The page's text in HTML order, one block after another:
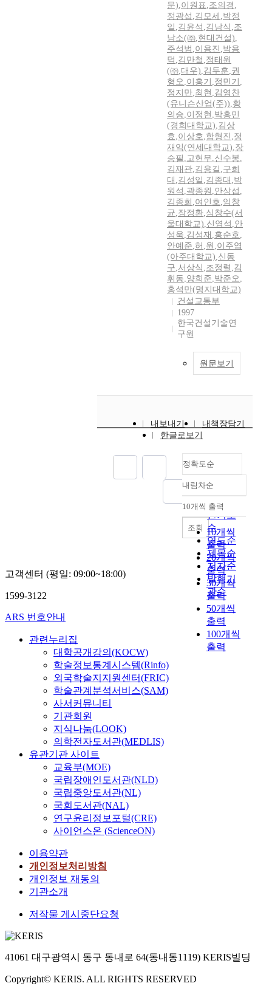
문),이원표,조의경 ,
정광섭 ,김모세 ,박정
일 ,김윤석 ,김남식 ,조
남소(㈜,현대건설),
주석범 ,이용진 ,박용
덕 ,김만철 ,정태원
(㈜,대우),김두훈,권
형오,이홍기 ,정민기 ,
정지만,최현 ,김영찬
(유니슨산업(주)),황
의승,이정현 ,박흥민
(경희대학교),김상
효 ,이상호,함형진 ,정
재익(연세대학교),장
승필 ,고현무,신수봉,
김재관,김용길 ,구희
대 ,김성일 ,김종대 ,박
원석 ,곽종원 ,안상섭 ,
김종희 ,여인호,임창
균,장정환,심창수(서
울대학교),신영석 ,안
성욱,김성재 ,홍순호,
안예준,허 ,원 ,이주엽
(아주대학교),신동
구,서상식 ,조정렬 ,김
휘동,양희준,박준오,
홍석만(명지대학교)
건설교통부
1997
한국건설기술연
구원
원문보기
내보내기
내책장담기
한글로보기
정확도순
정확도
순
인기도
순
연도순
제목순
저자순
발행기
관순
내림차순
내림차순
10개씩 출력
10개씩
출력
20개씩
출력
30개씩
출력
50개씩
출력
100개씩
출력
조회
고객센터 (평일: 09:00~18:00)
1599-3122
ARS 번호안내
관련누리집
대학공개강의(KOCW)
학술정보통계시스템(Rinfo)
외국학술지지원센터(FRIC)
학술관계분석서비스(SAM)
사서커뮤니티
기관회원
지식나눔(LOOK)
의학전자도서관(MEDLIS)
유관기관 사이트
교육부(MOE)
국립장애인도서관(NLD)
국립중앙도서관(NL)
국회도서관(NAL)
연구윤리정보포털(CRE)
사이언스온 (ScienceON)
이용약관
개인정보처리방침
개인정보 재동의
기관소개
저작물 게시중단요청
41061 대구광역시 동구 동내로 64(동내동1119) KERIS빌딩
Copyright© KERIS. ALL RIGHTS RESERVED